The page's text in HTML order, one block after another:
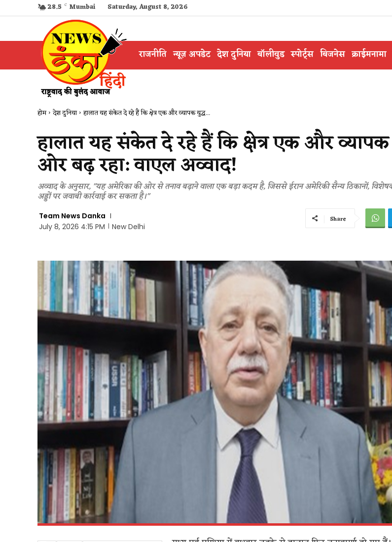
28.5 C Mumbai Saturday, August 8, 2026
राजनीति न्यूज़ अपडेट देश दुनिया बॉलीवुड स्पोर्ट्स बिजनेस क्राईमनामा
होम देश दुनिया ​हालात यह संकेत दे रहे हैं कि क्षेत्र एक और व्यापक युद्ध...
​हालात यह संकेत दे रहे हैं कि क्षेत्र एक और
ओर बढ़ रहा: वाएल अव्वाद!
अव्वाद के अनुसार, "यह अमेरिका की ओर से तनाव बढ़ाने वाला एक बड़ा कदम है, जिससे ईरान अमेरिकी सैन्य ठिकानों,
अड्डों पर जवाबी कार्रवाई कर सकता है।"
Team News Danka
July 8, 2026 4:15 PM
New Delhi
Share